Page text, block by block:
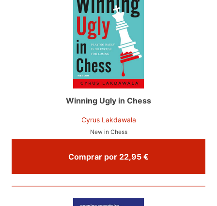
Winning Ugly in Chess
Cyrus Lakdawala
New in Chess
Comprar por 22,95 €